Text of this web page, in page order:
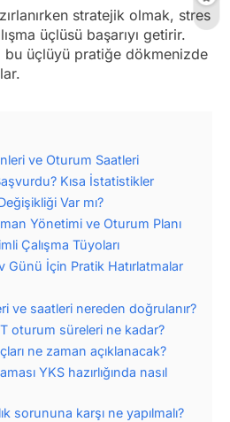
stratejik olmak, stres
üçlüsü başarıyı getirir.
bu üçlüyü pratiğe dökmenizde
ve Oturum Saatleri
Kısa İstatistikler
Var mı?
Yönetimi ve Oturum Planı
Çalışma Tüyoları
Günü İçin Pratik Hatırlatmalar
ve saatleri nereden doğrulanır?
oturum süreleri ne kadar?
ne zaman açıklanacak?
YKS hazırlığında nasıl
sorununa karşı ne yapılmalı?